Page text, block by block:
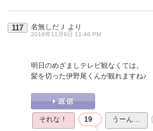
117 名無しだＪ より
2016年11月9日 11:46 PM
明日のめざましテレビ観なくては。
髪を切った伊野尾くんが観れますね♪
それな！ 19 うーん…